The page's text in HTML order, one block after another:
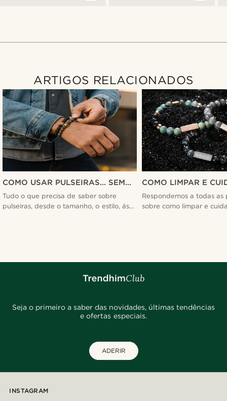
ARTIGOS RELACIONADOS
COMO USAR PULSEIRAS... SEM
PARECER QUE SE ESTÁ A
ESFORÇAR DEMASIADO
Tudo o que precisa de saber sobre
pulseiras, desde o tamanho, o estilo, ás
COMO LIMPAR E
PULSEIRAS PARA
RÁPIDO E FÁCIL -
Respondemos a todas as
sobre como limpar e
Seja o primeiro a saber das novidades, últimas tendências
e ofertas especiais.
ADERIR
INSTAGRAM